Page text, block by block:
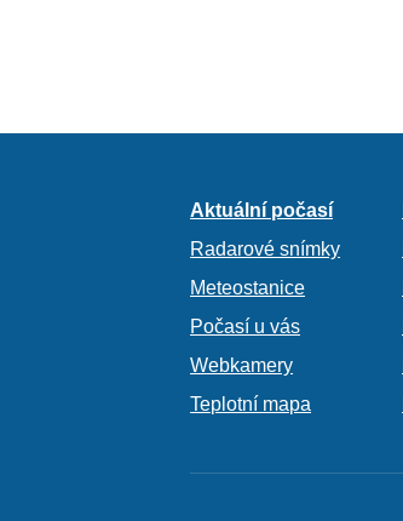
Aktuální počasí
Radarové snímky
Meteostanice
Počasí u vás
Webkamery
Teplotní mapa